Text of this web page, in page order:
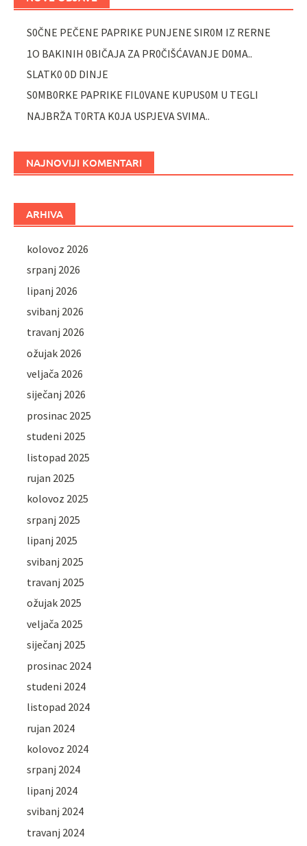
S0ČNE PEČENE PAPRIKE PUNJENE SIR0M IZ RERNE
1O BAKINIH 0BIČAJA ZA PR0ČIŠĆAVANJE D0MA..
SLATK0 0D DINJE
S0MB0RKE PAPRIKE FIL0VANE KUPUS0M U TEGLI
NAJBRŽA T0RTA K0JA USPJEVA SVIMA..
NAJNOVIJI KOMENTARI
ARHIVA
kolovoz 2026
srpanj 2026
lipanj 2026
svibanj 2026
travanj 2026
ožujak 2026
veljača 2026
siječanj 2026
prosinac 2025
studeni 2025
listopad 2025
rujan 2025
kolovoz 2025
srpanj 2025
lipanj 2025
svibanj 2025
travanj 2025
ožujak 2025
veljača 2025
siječanj 2025
prosinac 2024
studeni 2024
listopad 2024
rujan 2024
kolovoz 2024
srpanj 2024
lipanj 2024
svibanj 2024
travanj 2024